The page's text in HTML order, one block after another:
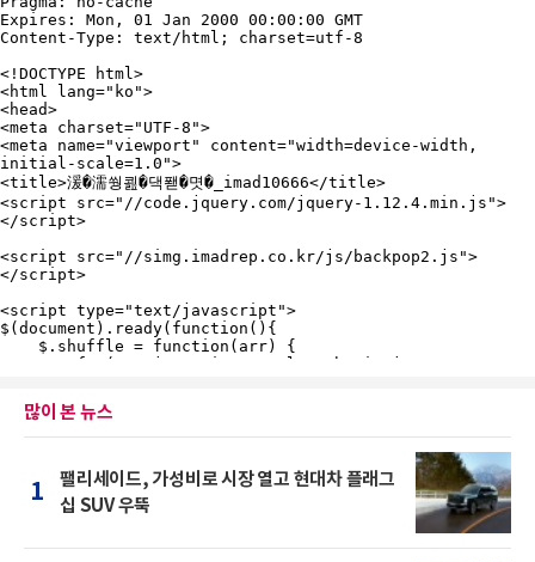
많이 본 뉴스
1
팰리세이드, 가성비로 시장 열고 현대차 플래그
십 SUV 우뚝